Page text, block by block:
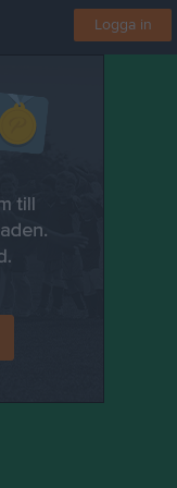
Logga in